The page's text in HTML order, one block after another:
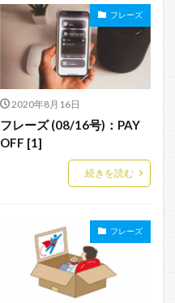
フレーズ
2020年8月16日
フレーズ (08/16号)：PAY
OFF [1]
続きを読む
フレーズ